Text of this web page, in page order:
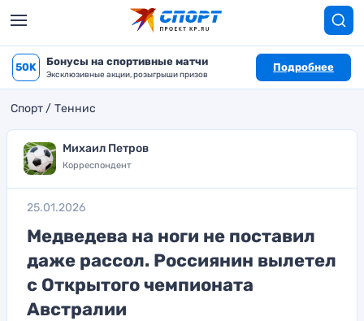
50K Бонусы на спортивные матчи
Эксклюзивные акции, розыгрыши призов
Подробнее
Спорт Теннис
Михаил Петров
Корреспондент
25.01.2026
Медведева на ноги не поставил
даже рассол. Россиянин вылетел
с Открытого чемпионата
Австралии